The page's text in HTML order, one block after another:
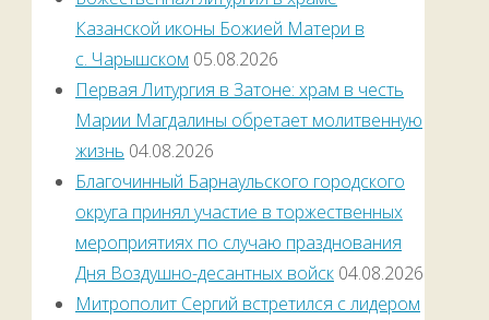
Казанской иконы Божией Матери в
с. Чарышском 05.08.2026
Первая Литургия в Затоне: храм в честь
Марии Магдалины обретает молитвенную
жизнь 04.08.2026
Благочинный Барнаульского городского
округа принял участие в торжественных
мероприятиях по случаю празднования
Дня Воздушно-десантных войск 04.08.2026
Митрополит Сергий встретился с лидером